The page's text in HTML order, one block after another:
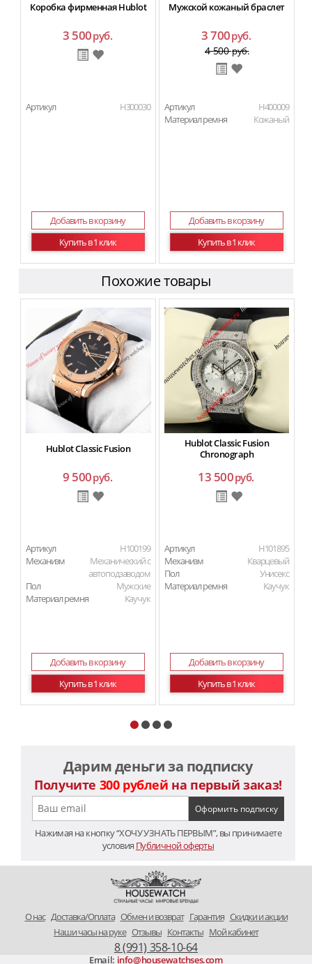
Коробка фирменная Hublot
3 500руб.
Артикул H300030
Добавить в корзину
Купить в 1 клик
Мужской кожаный браслет
3 700руб.
4 500руб.
Артикул
H400009
Материал ремня
Кожаный
Добавить в корзину
Купить в 1 клик
Похожие товары
Hublot Classic Fusion
9 500руб.
Артикул
H100199
Механизм
Механический с
автоподзаводом
Пол
Мужские
Материал ремня
Каучук
Добавить в корзину
Купить в 1 клик
Hublot Classic Fusion
Chronograph
13 500руб.
Артикул
H101895
Механизм
Кварцевый
Пол
Унисекс
Материал ремня
Каучук
Добавить в корзину
Купить в 1 клик
Дарим деньги за подписку
Получите 300 рублей на первый заказ!
Нажимая на кнопку “ХОЧУ УЗНАТЬ ПЕРВЫМ”, вы принимаете
условия Публичной оферты
O нас Доставка/Оплата Обмен и возврат Гарантия Скидки и акции
Наши часы на руке Отзывы Контакты Мой кабинет
8 (991) 358-10-64
Email: info@housewatchses.com